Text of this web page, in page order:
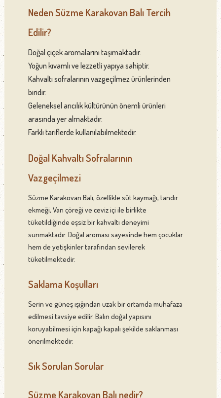
Neden Süzme Karakovan Balı Tercih
Edilir?
Doğal çiçek aromalarını taşımaktadır.
Yoğun kıvamlı ve lezzetli yapıya sahiptir.
Kahvaltı sofralarının vazgeçilmez ürünlerinden
biridir.
Geleneksel arıcılık kültürünün önemli ürünleri
arasında yer almaktadır.
Farklı tariflerde kullanılabilmektedir.
Doğal Kahvaltı Sofralarının
Vazgeçilmezi
Süzme Karakovan Balı, özellikle süt kaymağı, tandır
ekmeği, Van çöreği ve ceviz içi ile birlikte
tüketildiğinde eşsiz bir kahvaltı deneyimi
sunmaktadır. Doğal aroması sayesinde hem çocuklar
hem de yetişkinler tarafından sevilerek
tüketilmektedir.
Saklama Koşulları
Serin ve güneş ışığından uzak bir ortamda muhafaza
edilmesi tavsiye edilir. Balın doğal yapısını
koruyabilmesi için kapağı kapalı şekilde saklanması
önerilmektedir.
Sık Sorulan Sorular
Süzme Karakovan Balı nedir?